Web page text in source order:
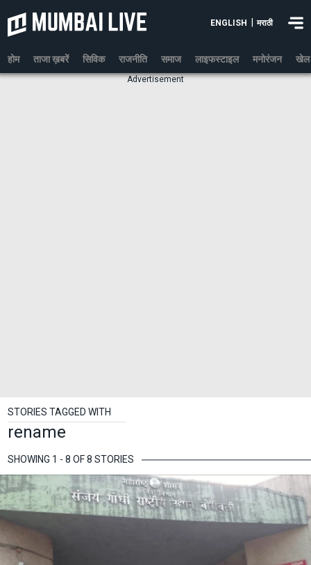
ENGLISH मराठी
होम ताजा ख़बरें सिविक राजनीति समाज लाइफस्टाइल मनोरंजन खेल
Advertisement
STORIES TAGGED WITH
rename
SHOWING 1 - 8 OF 8 STORIES